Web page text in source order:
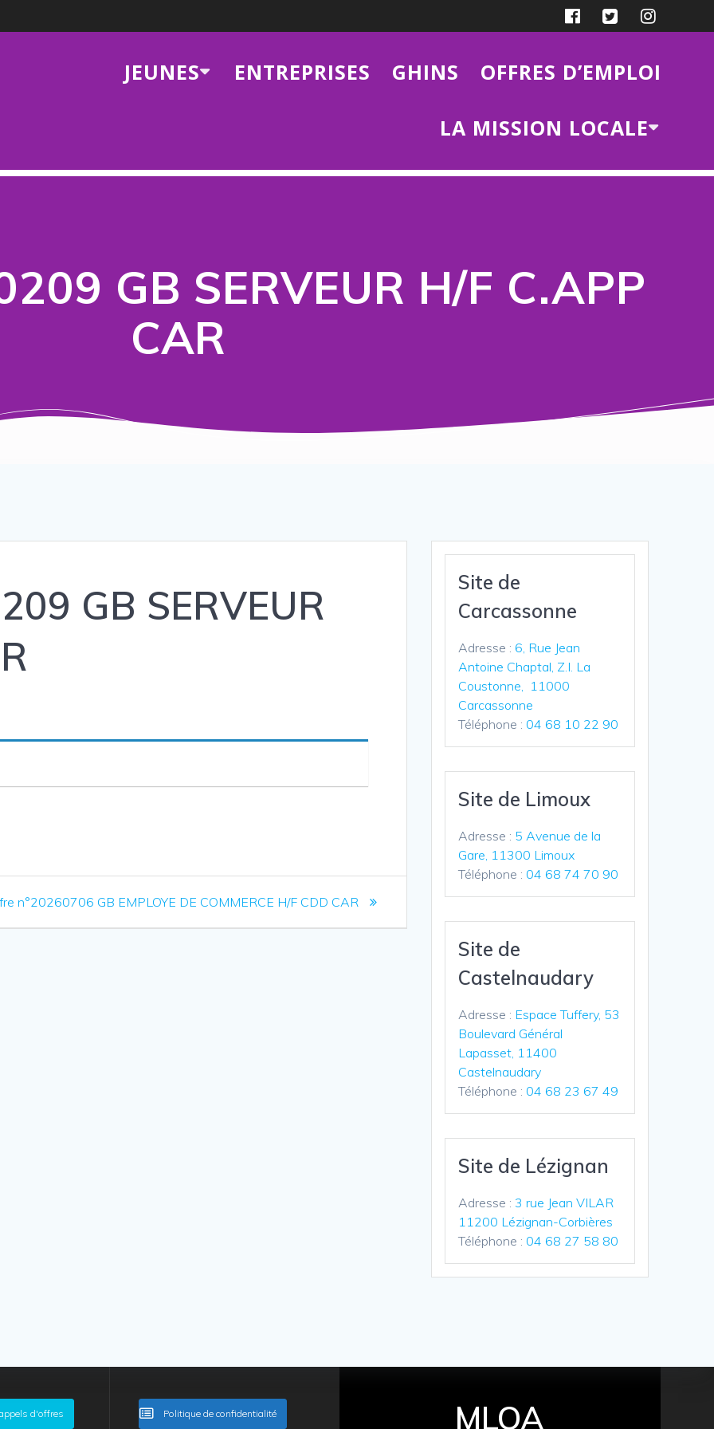
JEUNES ENTREPRISES GHINS OFFRES D’EMPLOI
LA MISSION LOCALE
GB SERVEUR H/F C.APP
CAR
GB SERVEUR
n°20260706 GB EMPLOYE DE COMMERCE H/F CDD CAR
Site de
Carcassonne
Adresse : 6, Rue Jean
Antoine Chaptal, Z.I. La
Coustonne, 11000
Carcassonne
Téléphone : 04 68 10 22 90
Site de Limoux
Adresse : 5 Avenue de la
Gare, 11300 Limoux
Téléphone : 04 68 74 70 90
Site de
Castelnaudary
Adresse : Espace Tuffery, 53
Boulevard Général
Lapasset, 11400
Castelnaudary
Téléphone : 04 68 23 67 49
Site de Lézignan
Adresse : 3 rue Jean VILAR
11200 Lézignan-Corbières
Téléphone : 04 68 27 58 80
d'offres Politique de confidentialité MLOA